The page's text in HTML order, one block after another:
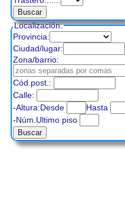
Localización:
Provincia:
Ciudad/lugar:
Zona/barrio:
Cód.post.:
Calle:
-Altura:Desde
Hasta
-Núm.Ultimo piso